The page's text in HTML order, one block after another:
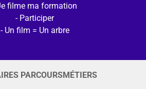
filme ma formation
Participer
Un film = Un arbre
PARCOURSMÉTIERS